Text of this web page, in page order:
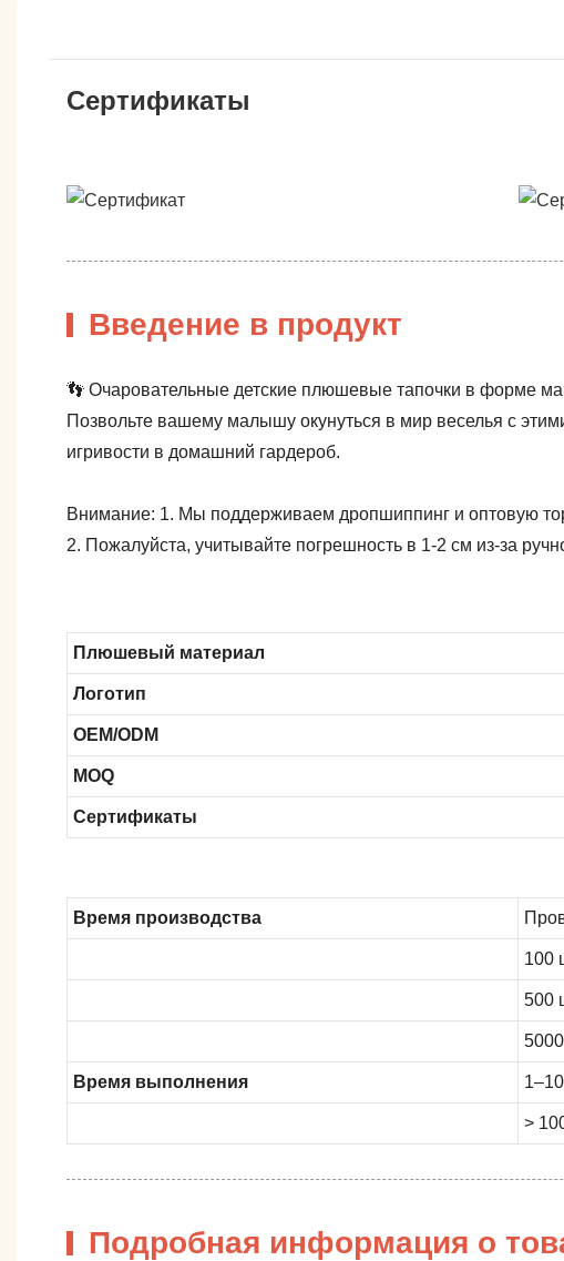
Сертификаты
Введение в продукт
👣 Очаровательные детские плюшевые тапочки в форме
Позвольте вашему малышу окунуться в мир веселья с
игривости в домашний гардероб.
Внимание: 1. Мы поддерживаем дропшиппинг и оптовую
2. Пожалуйста, учитывайте погрешность в 1-2 см из-за
Плюшевый материал
Логотип
OEM/ODM
MOQ
Сертификаты
Время производства
100
500
Время выполнения
>
Подробная информация о